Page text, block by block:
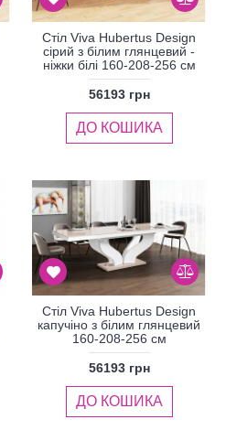
Стіл Viva Hubertus Design
сірий з білим глянцевий -
ніжки білі 160-208-256 см
56193 грн
ДО КОШИКА
Стіл Viva Hubertus Design
капучіно з білим глянцевий
160-208-256 см
56193 грн
ДО КОШИКА